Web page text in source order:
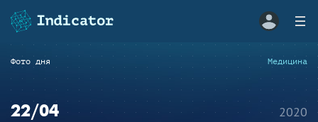
Фото дня Медицина
22/04 2020